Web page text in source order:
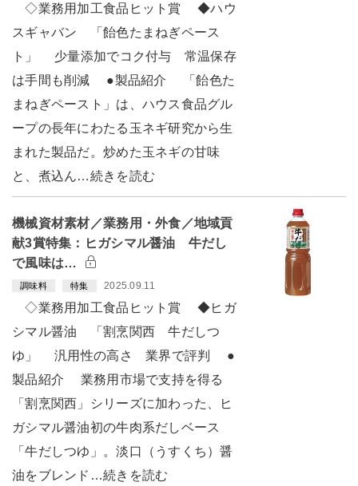
◇業務用加工食品ヒット賞 ◆ハウ
スギャバン 「飴色たまねぎペース
ト」 少量添加でコク付与 常温保存
は手間も削減 ●製品紹介 「飴色た
まねぎペースト」は、ハウス食品グル
ープの長年にわたる玉ネギ研究から生
まれた製品だ。炒めた玉ネギの甘味
と、煮込ん…続きを読む
機械資材素材／業務用・外食／地域貢
献3賞特集：ヒガシマル醤油 牛だし
で風味は…
調味料 特集 2025.09.11
◇業務用加工食品ヒット賞 ◆ヒガ
シマル醤油 「割烹関西 牛だしつ
ゆ」 汎用性の高さ 業界で評判 ●
製品紹介 業務用市場で支持を得る
「割烹関西」シリーズに加わった、ヒ
ガシマル醤油初の牛肉系だしベース
「牛だしつゆ」。淡口（うすくち）醤
油をブレンド…続きを読む